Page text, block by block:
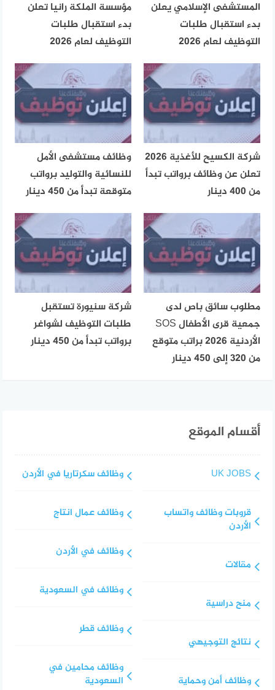
المستشفى الإسلامي يعلن
بدء استقبال طلبات
التوظيف لعام 2026
مؤسسة الملكة رانيا تعلن
بدء استقبال طلبات
التوظيف لعام 2026
شركة الكسيح للأغذية 2026
تعلن عن وظائف برواتب تبدأ
من 400 دينار
وظائف مستشفى الأمل
للنسائية والتوليد برواتب
متوقعة تبدأ من 450 دينار
مطلوب سائق باص لدى
جمعية قرى الأطفال SOS
الأردنية 2026 براتب متوقع
من 320 إلى 450 دينار
شركة سنيورة تستقبل
طلبات التوظيف لشواغر
برواتب تبدأ من 450 دينار
أقسام الموقع
UK JOBS
قروبات وظائف واتساب
الأردن
مقالات
منح دراسية
نتائج التوجيهي
وظائف أمن وحماية
وظائف سكرتاريا في الأردن
وظائف عمال انتاج
وظائف في الأردن
وظائف في السعودية
وظائف قطر
وظائف محامين في
السعودية